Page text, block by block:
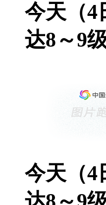
今天（4
达8～9
今天（4